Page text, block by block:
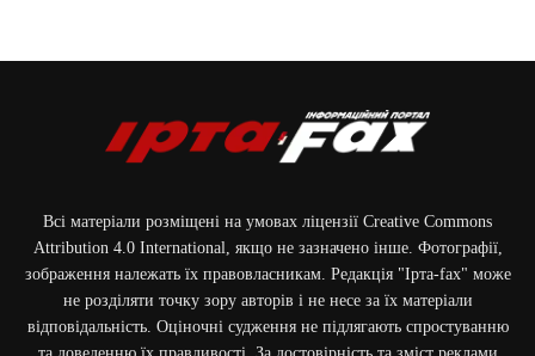
Всі матеріали розміщені на умовах ліцензії Creative Commons
Attribution 4.0 International, якщо не зазначено інше. Фотографії,
зображення належать їх правовласникам. Редакція "Ірта-fax" може
не розділяти точку зору авторів і не несе за їх матеріали
відповідальність. Оціночні судження не підлягають спростуванню